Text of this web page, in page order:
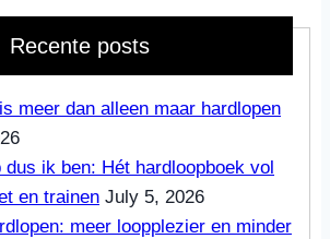
Recente posts
meer dan alleen maar hardlopen
dus ik ben: Hét hardloopboek vol
en trainen July 5, 2026
meer loopplezier en minder